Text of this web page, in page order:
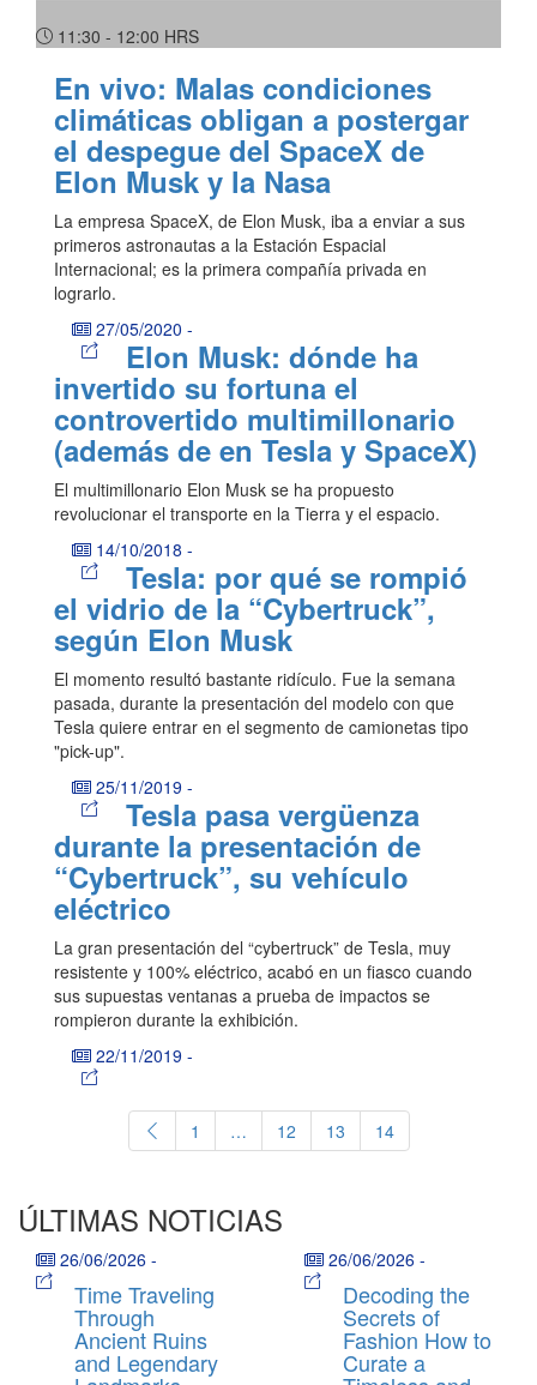
11:30 - 12:00 HRS
En vivo: Malas condiciones
climáticas obligan a postergar
el despegue del SpaceX de
Elon Musk y la Nasa
La empresa SpaceX, de Elon Musk, iba a enviar a sus
primeros astronautas a la Estación Espacial
Internacional; es la primera compañía privada en
lograrlo.
27/05/2020 -
Elon Musk: dónde ha
invertido su fortuna el
controvertido multimillonario
(además de en Tesla y SpaceX)
El multimillonario Elon Musk se ha propuesto
revolucionar el transporte en la Tierra y el espacio.
14/10/2018 -
Tesla: por qué se rompió
el vidrio de la “Cybertruck”,
según Elon Musk
El momento resultó bastante ridículo. Fue la semana
pasada, durante la presentación del modelo con que
Tesla quiere entrar en el segmento de camionetas tipo
"pick-up".
25/11/2019 -
Tesla pasa vergüenza
durante la presentación de
“Cybertruck”, su vehículo
eléctrico
La gran presentación del “cybertruck” de Tesla, muy
resistente y 100% eléctrico, acabó en un fiasco cuando
sus supuestas ventanas a prueba de impactos se
rompieron durante la exhibición.
22/11/2019 -
1 … 12 13 14
ÚLTIMAS NOTICIAS
26/06/2026 -
Time Traveling
Through
Ancient Ruins
and Legendary
26/06/2026 -
Decoding the
Secrets of
Fashion How to
Curate a